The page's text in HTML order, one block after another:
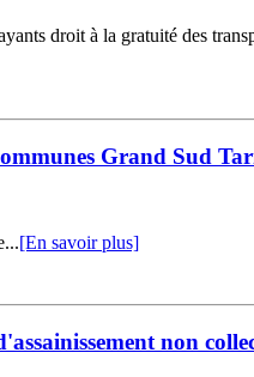
droit à la gratuité des
Grand Sud
[En savoir plus]
non